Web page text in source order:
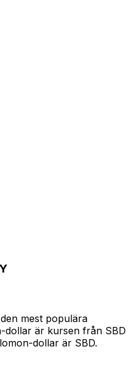
mest populära
dollar är kursen från SBD
dollar är SBD.